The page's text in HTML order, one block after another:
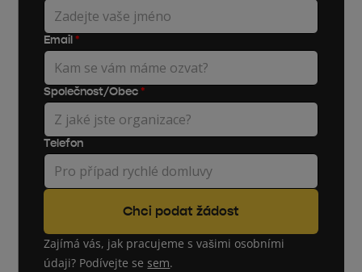
Email*
Společnost/Obec*
Telefon
Zajímá vás, jak pracujeme s vašimi osobními
údaji? Podívejte se sem.